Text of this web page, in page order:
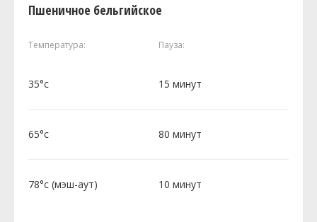
Пшеничное бельгийское
Температура: Пауза:
35°c 15 минут
65°c 80 минут
78°c (мэш-аут) 10 минут